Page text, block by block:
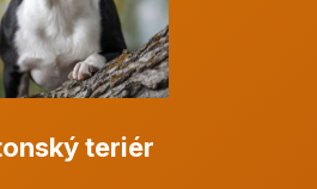
teriér